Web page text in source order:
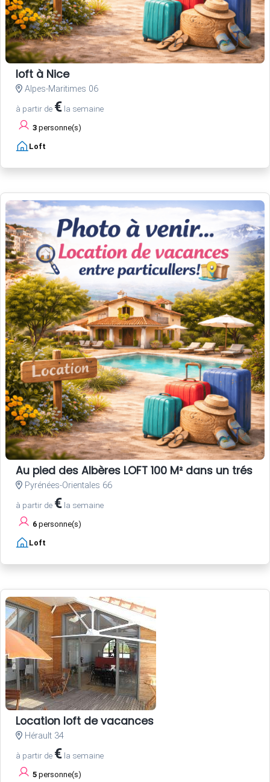
loft à Nice
Alpes-Maritimes 06
à partir de € la semaine
3 personne(s)
Loft
Au pied des Albères LOFT 100 M² dans un trés
Pyrénées-Orientales 66
à partir de € la semaine
6 personne(s)
Loft
Location loft de vacances
Hérault 34
à partir de € la semaine
5 personne(s)